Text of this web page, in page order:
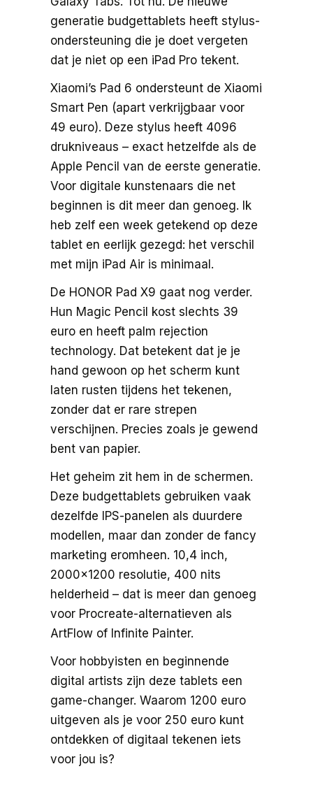
generatie budgettablets heeft stylus-
ondersteuning die je doet vergeten
dat je niet op een iPad Pro tekent.
Xiaomi’s Pad 6 ondersteunt de Xiaomi
Smart Pen (apart verkrijgbaar voor
49 euro). Deze stylus heeft 4096
drukniveaus – exact hetzelfde als de
Apple Pencil van de eerste generatie.
Voor digitale kunstenaars die net
beginnen is dit meer dan genoeg. Ik
heb zelf een week getekend op deze
tablet en eerlijk gezegd: het verschil
met mijn iPad Air is minimaal.
De HONOR Pad X9 gaat nog verder.
Hun Magic Pencil kost slechts 39
euro en heeft palm rejection
technology. Dat betekent dat je je
hand gewoon op het scherm kunt
laten rusten tijdens het tekenen,
zonder dat er rare strepen
verschijnen. Precies zoals je gewend
bent van papier.
Het geheim zit hem in de schermen.
Deze budgettablets gebruiken vaak
dezelfde IPS-panelen als duurdere
modellen, maar dan zonder de fancy
marketing eromheen. 10,4 inch,
2000×1200 resolutie, 400 nits
helderheid – dat is meer dan genoeg
voor Procreate-alternatieven als
ArtFlow of Infinite Painter.
Voor hobbyisten en beginnende
digital artists zijn deze tablets een
game-changer. Waarom 1200 euro
uitgeven als je voor 250 euro kunt
ontdekken of digitaal tekenen iets
voor jou is?